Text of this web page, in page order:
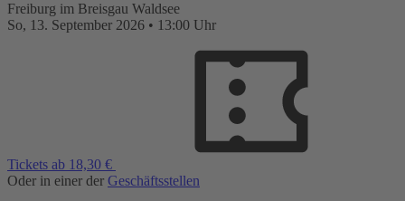
Freiburg im Breisgau Waldsee
So, 13. September 2026 • 13:00 Uhr
Tickets ab 18,30 €
Oder in einer der Geschäftsstellen